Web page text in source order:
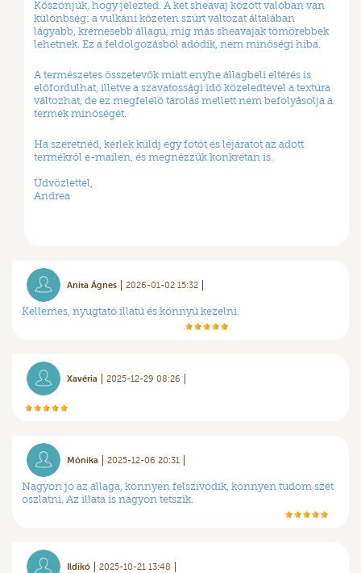
Köszönjük, hogy jelezted. A két sheavaj között valóban van
különbség: a vulkáni kőzeten szűrt változat általában
lágyabb, krémesebb állagú, míg más sheavajak tömörebbek
lehetnek. Ez a feldolgozásból adódik, nem minőségi hiba.
A természetes összetevők miatt enyhe állagbeli eltérés is
előfordulhat, illetve a szavatossági idő közeledtével a textúra
változhat, de ez megfelelő tárolás mellett nem befolyásolja a
termék minőségét.
Ha szeretnéd, kérlek küldj egy fotót és lejáratot az adott
termékről e-mailen, és megnézzük konkrétan is.
Üdvözlettel,
Andrea
Anita Ágnes 2026-01-02 15:32
Kellemes, nyugtató illatú és könnyű kezelni.
Xavéria 2025-12-29 08:26
Mónika 2025-12-06 20:31
Nagyon jó az állaga, könnyen felszívódik, könnyen tudom szét
oszlatni. Az illata is nagyon tetszik.
Ildikó 2025-10-21 13:48